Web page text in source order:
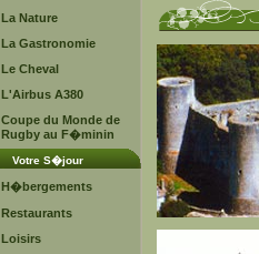
La Nature
La Gastronomie
Le Cheval
L'Airbus A380
Coupe du Monde de
Rugby au F�minin
Votre S�jour
H�bergements
Restaurants
Loisirs